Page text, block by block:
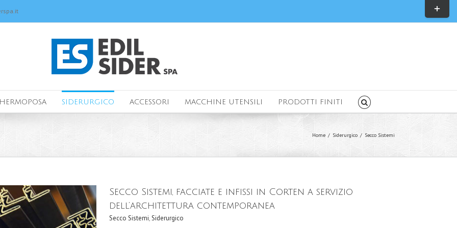
SIDERURGICO ACCESSORI MACCHINE UTENSILI PRODOTTI FINITI
Home / Siderurgico / Secco Sistemi
Secco Sistemi, facciate e infissi in Corten a servizio
dell’architettura contemporanea
Secco Sistemi,Siderurgico
Toggle
Sliding